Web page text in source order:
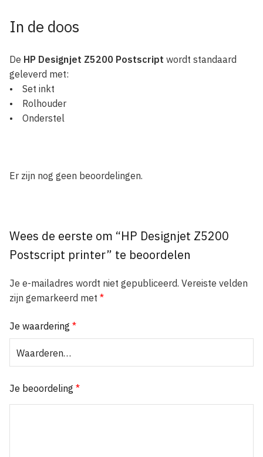
In de doos
De HP Designjet Z5200 Postscript wordt standaard
geleverd met:
• Set inkt
• Rolhouder
• Onderstel
Er zijn nog geen beoordelingen.
Wees de eerste om “HP Designjet Z5200
Postscript printer” te beoordelen
Je e-mailadres wordt niet gepubliceerd. Vereiste velden
zijn gemarkeerd met *
Je waardering *
Je beoordeling *